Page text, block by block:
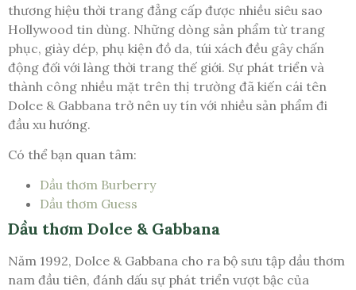
thương hiệu thời trang đẳng cấp được nhiều siêu sao
Hollywood tin dùng. Những dòng sản phẩm từ trang
phục, giày dép, phụ kiện đồ da, túi xách đều gây chấn
động đối với làng thời trang thế giới. Sự phát triển và
thành công nhiều mặt trên thị trường đã kiến cái tên
Dolce & Gabbana trở nên uy tín với nhiều sản phẩm đi
đầu xu hướng.
Có thể bạn quan tâm:
Dầu thơm Burberry
Dầu thơm Guess
Dầu thơm Dolce & Gabbana
Năm 1992, Dolce & Gabbana cho ra bộ sưu tập dầu thơm
nam đầu tiên, đánh dấu sự phát triển vượt bậc của